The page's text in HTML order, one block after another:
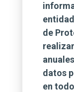
de
datos
en